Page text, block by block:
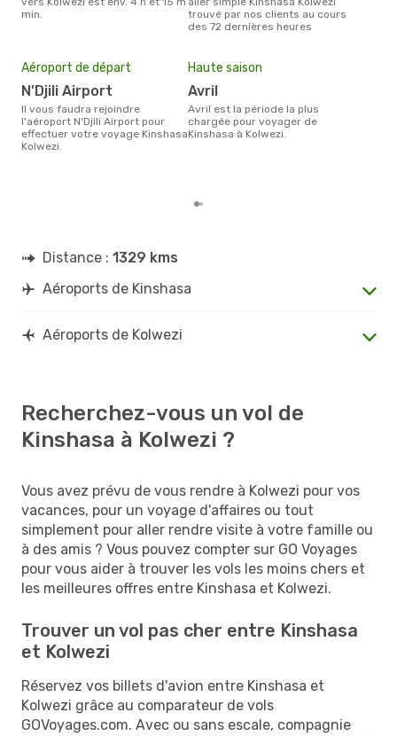
min.
trouvé par nos clients au cours
des 72 dernières heures
Aéroport de départ
N'Djili Airport
Il vous faudra rejoindre
l'aéroport N'Djili Airport pour
effectuer votre voyage Kinshasa
Kolwezi.
Haute saison
avril
avril est la période la plus
chargée pour voyager de
Kinshasa à Kolwezi.
Distance : 1329 kms
Aéroports de Kinshasa
Aéroports de Kolwezi
Recherchez-vous un vol de
Kinshasa à Kolwezi ?
Vous avez prévu de vous rendre à Kolwezi pour vos
vacances, pour un voyage d'affaires ou tout
simplement pour aller rendre visite à votre famille ou
à des amis ? Vous pouvez compter sur GO Voyages
pour vous aider à trouver les vols les moins chers et
les meilleures offres entre Kinshasa et Kolwezi.
Trouver un vol pas cher entre Kinshasa
et Kolwezi
Réservez vos billets d'avion entre Kinshasa et
Kolwezi grâce au comparateur de vols
GOVoyages.com. Avec ou sans escale, compagnie